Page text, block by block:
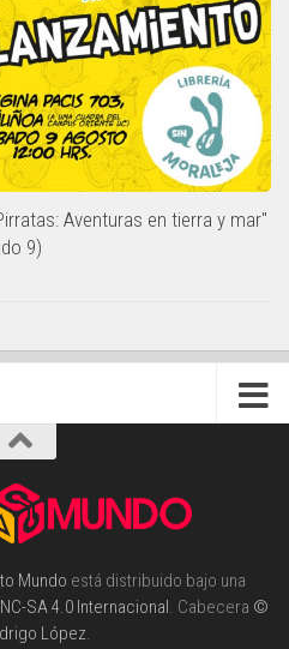
Aventuras en tierra y mar"
9)
Mundo está distribuido bajo una
SA 4.0 Internacional . Cabecera ©
López.